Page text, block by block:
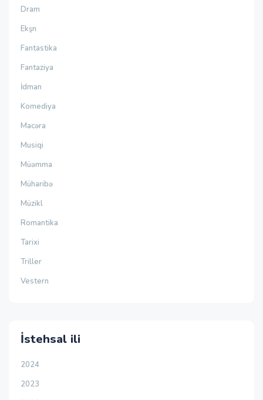
Dram
Ekşn
Fantastika
Fantaziya
İdman
Komediya
Macəra
Musiqi
Müəmma
Müharibə
Müzikl
Romantika
Tarixi
Triller
Vestern
İstehsal ili
2024
2023